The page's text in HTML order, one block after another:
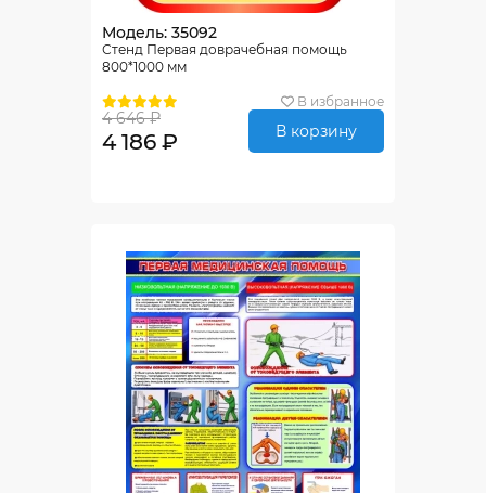
Модель: 35092
Стенд Первая доврачебная помощь
800*1000 мм
В избранное
4 646 ₽
4 186 ₽ В корзину